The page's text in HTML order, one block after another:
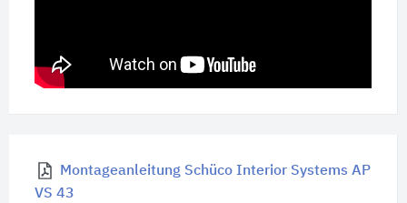
Montageanleitung Schüco Interior Systems AP
VS 43